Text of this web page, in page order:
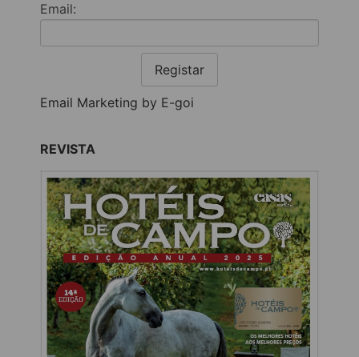
Email:
Registar
Email Marketing by E-goi
REVISTA